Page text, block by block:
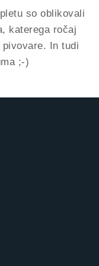
so oblikovali
katerega ročaj
In tudi
;-)